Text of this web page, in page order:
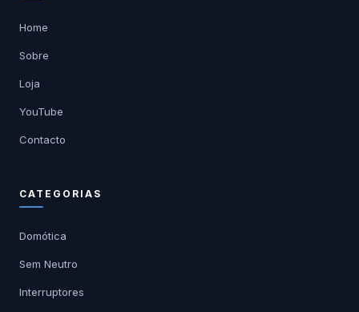
Home
Sobre
Loja
YouTube
Contacto
CATEGORIAS
Domótica
Sem Neutro
Interruptores